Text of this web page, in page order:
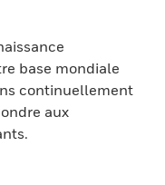
base mondiale
continuellement
aux